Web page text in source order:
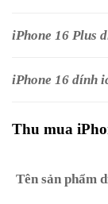
iPhone 16 Plus
iPhone 16 dính
Thu mua
Tên sản phẩm